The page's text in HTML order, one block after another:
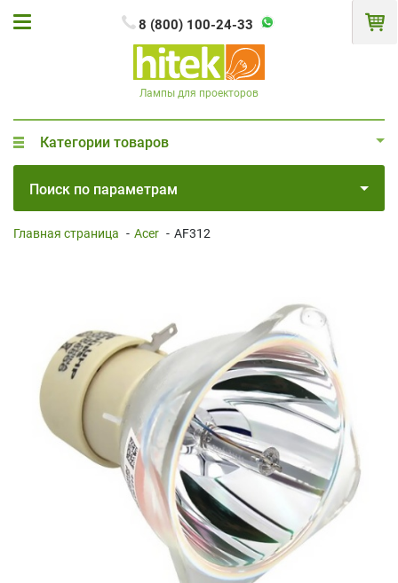
8 (800) 100-24-33
Лампы для проекторов
Категории товаров
Поиск по параметрам
Главная страница - Acer - AF312